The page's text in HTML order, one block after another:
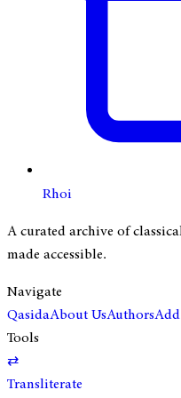
Rhoi
A curated archive of
made accessible.
Navigate
QasidaAbout UsAuthors
Tools
⇄
Transliterate